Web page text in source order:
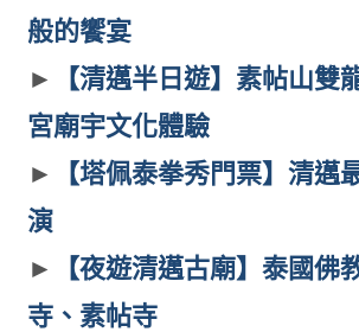
般的饗宴
►
【清邁半日遊】素帖山雙
宮廟宇文化體驗
►
【塔佩泰拳秀門票】清邁
演
►
【夜遊清邁古廟】泰國佛
寺、素帖寺